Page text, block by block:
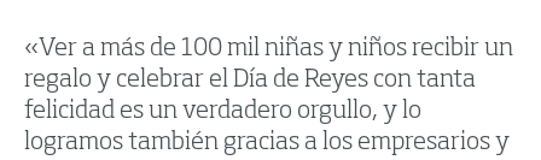
«Ver a más de 100 mil niñas y niños recibir un
regalo y celebrar el Día de Reyes con tanta
felicidad es un verdadero orgullo, y lo
logramos también gracias a los empresarios y